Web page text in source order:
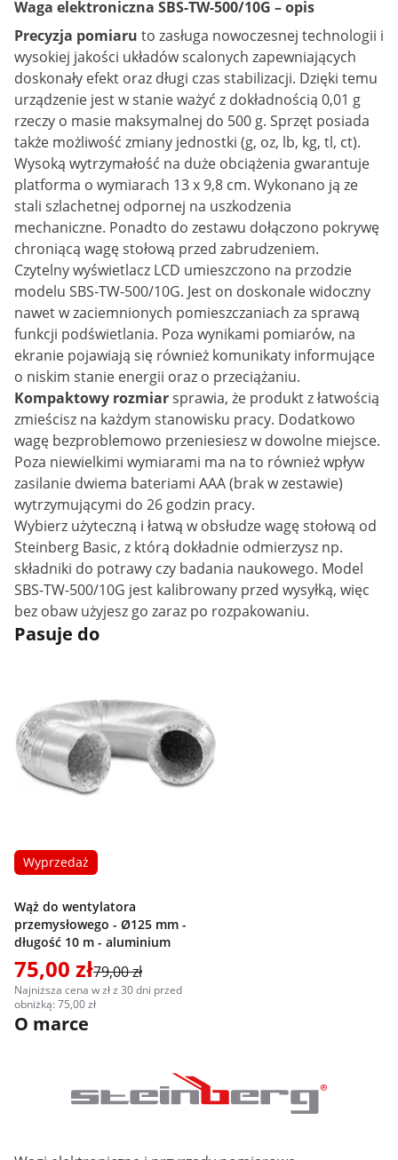
Waga elektroniczna SBS-TW-500/10G – opis
Precyzja pomiaru to zasługa nowoczesnej technologii i
wysokiej jakości układów scalonych zapewniających
doskonały efekt oraz długi czas stabilizacji. Dzięki temu
urządzenie jest w stanie ważyć z dokładnością 0,01 g
rzeczy o masie maksymalnej do 500 g. Sprzęt posiada
także możliwość zmiany jednostki (g, oz, lb, kg, tl, ct).
Wysoką wytrzymałość na duże obciążenia gwarantuje
platforma o wymiarach 13 x 9,8 cm. Wykonano ją ze
stali szlachetnej odpornej na uszkodzenia
mechaniczne. Ponadto do zestawu dołączono pokrywę
chroniącą wagę stołową przed zabrudzeniem.
Czytelny wyświetlacz LCD umieszczono na przodzie
modelu SBS-TW-500/10G. Jest on doskonale widoczny
nawet w zaciemnionych pomieszczaniach za sprawą
funkcji podświetlania. Poza wynikami pomiarów, na
ekranie pojawiają się również komunikaty informujące
o niskim stanie energii oraz o przeciążaniu.
Kompaktowy rozmiarsprawia, że produkt z łatwością
zmieścisz na każdym stanowisku pracy. Dodatkowo
wagę bezproblemowo przeniesiesz w dowolne miejsce.
Poza niewielkimi wymiarami ma na to również wpływ
zasilanie dwiema bateriami AAA (brak w zestawie)
wytrzymującymi do 26 godzin pracy.
Wybierz użyteczną i łatwą w obsłudze wagę stołową od
Steinberg Basic, z którą dokładnie odmierzysz np.
składniki do potrawy czy badania naukowego. Model
SBS-TW-500/10G jest kalibrowany przed wysyłką, więc
bez obaw użyjesz go zaraz po rozpakowaniu.
Pasuje do
Wyprzedaż
Wąż do wentylatora
przemysłowego - Ø125 mm -
długość 10 m - aluminium
75,00 zł79,00 zł
Najniższa cena w zł z 30 dni przed
obniżką: 75,00 zł
O marce